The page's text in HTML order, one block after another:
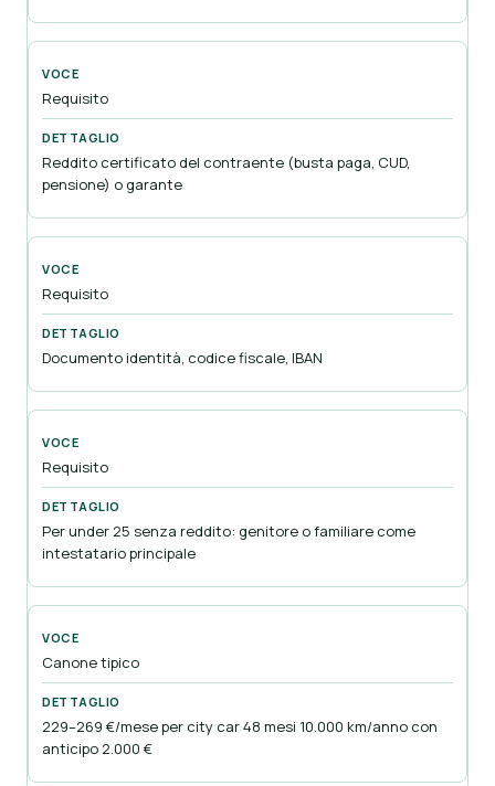
Requisito
Reddito certificato del contraente (busta paga, CUD,
pensione) o garante
Requisito
Documento identità, codice fiscale, IBAN
Requisito
Per under 25 senza reddito: genitore o familiare come
intestatario principale
Canone tipico
229–269 €/mese per city car 48 mesi 10.000 km/anno con
anticipo 2.000 €